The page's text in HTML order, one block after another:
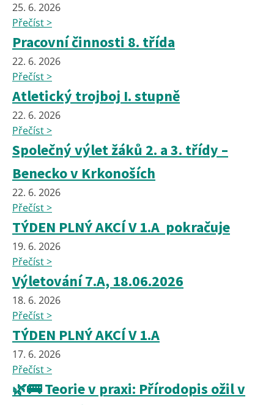
25. 6. 2026
Přečíst >
Pracovní činnosti 8. třída
22. 6. 2026
Přečíst >
Atletický trojboj I. stupně
22. 6. 2026
Přečíst >
Společný výlet žáků 2. a 3. třídy –
Benecko v Krkonoších
22. 6. 2026
Přečíst >
TÝDEN PLNÝ AKCÍ V 1.A pokračuje
19. 6. 2026
Přečíst >
Výletování 7.A, 18.06.2026
18. 6. 2026
Přečíst >
TÝDEN PLNÝ AKCÍ V 1.A
17. 6. 2026
Přečíst >
🌿🚌 Teorie v praxi: Přírodopis ožil v